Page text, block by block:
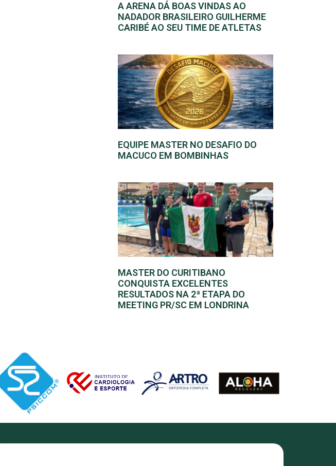
A ARENA DÁ BOAS VINDAS AO
NADADOR BRASILEIRO GUILHERME
CARIBÉ AO SEU TIME DE ATLETAS
EQUIPE MASTER NO DESAFIO DO
MACUCO EM BOMBINHAS
MASTER DO CURITIBANO
CONQUISTA EXCELENTES
RESULTADOS NA 2ª ETAPA DO
MEETING PR/SC EM LONDRINA